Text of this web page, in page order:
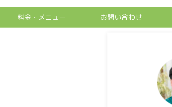
料金・メニュー お問い合わせ